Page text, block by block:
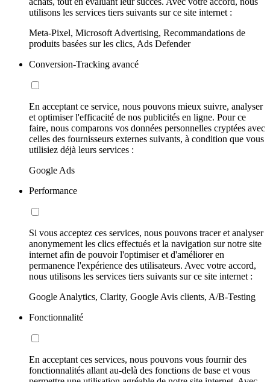
utilisons les services tiers suivants sur ce site internet :
Meta-Pixel, Microsoft Advertising, Recommandations de
produits basées sur les clics, Ads Defender
Conversion-Tracking avancé
En acceptant ce service, nous pouvons mieux suivre, analyser
et optimiser l'efficacité de nos publicités en ligne. Pour ce
faire, nous comparons vos données personnelles cryptées avec
celles des fournisseurs externes suivants, à condition que vous
utilisiez déjà leurs services :
Google Ads
Performance
Si vous acceptez ces services, nous pouvons tracer et analyser
anonymement les clics effectués et la navigation sur notre site
internet afin de pouvoir l'optimiser et d'améliorer en
permanence l'expérience des utilisateurs. Avec votre accord,
nous utilisons les services tiers suivants sur ce site internet :
Google Analytics, Clarity, Google Avis clients, A/B-Testing
Fonctionnalité
En acceptant ces services, nous pouvons vous fournir des
fonctionnalités allant au-delà des fonctions de base et vous